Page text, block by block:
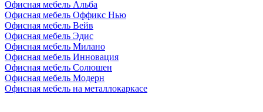
Офисная мебель Альба
Офисная мебель Оффикс Нью
Офисная мебель Вейв
Офисная мебель Эдис
Офисная мебель Милано
Офисная мебель Инновация
Офисная мебель Солюшен
Офисная мебель Модерн
Офисная мебель на металлокаркасе